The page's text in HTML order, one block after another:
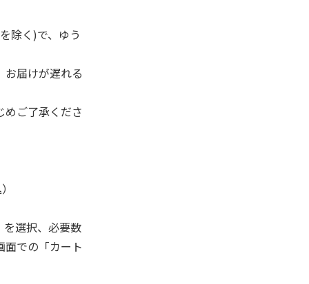
除く)で、ゆう
届けが遅れる
めご了承くださ
選択、必要数
面での「カート